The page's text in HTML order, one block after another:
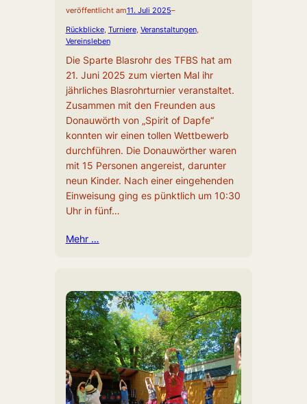
veröffentlicht am11. Juli 2025–
Rückblicke, Turniere, Veranstaltungen ,
Vereinsleben
Die Sparte Blasrohr des TFBS hat am
21. Juni 2025 zum vierten Mal ihr
jährliches Blasrohrturnier veranstaltet.
Zusammen mit den Freunden aus
Donauwörth von „Spirit of Dapfe“
konnten wir einen tollen Wettbewerb
durchführen. Die Donauwörther waren
mit 15 Personen angereist, darunter
neun Kinder. Nach einer eingehenden
Einweisung ging es pünktlich um 10:30
Uhr in fünf…
Mehr …